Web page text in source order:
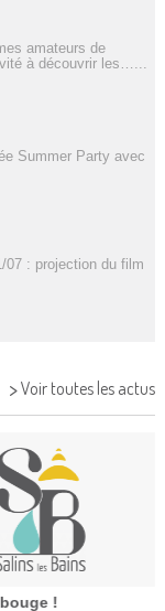
amateurs de
à découvrir les…...
Summer Party avec
07 : projection du film
>Voir toutes les actus
!